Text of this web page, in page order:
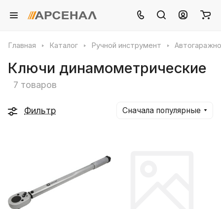
Главная Каталог Ручной инструмент
Ключи динамометрические
7 товаров
Фильтр Сначала популярные